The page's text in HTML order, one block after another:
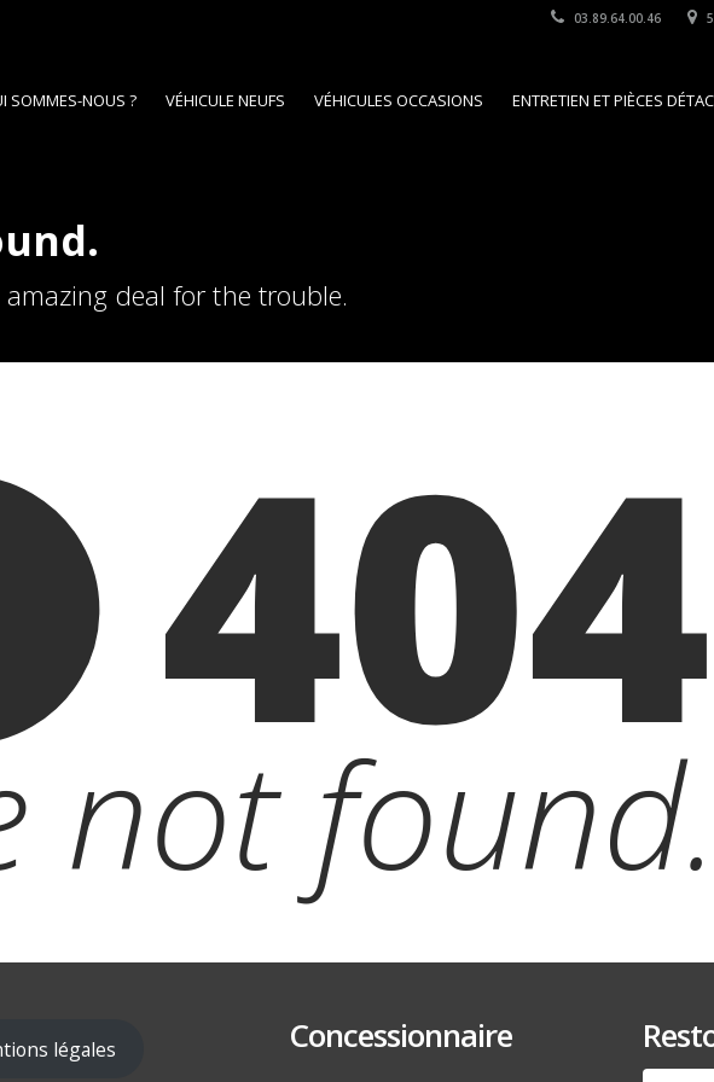
03.89.64.00.46
SOMMES-NOUS ? VÉHICULE NEUFS VÉHICULES OCCASIONS ENTRETIEN ET PIÈCES
deal for the trouble.
404
not found.
légales Concessionnaire